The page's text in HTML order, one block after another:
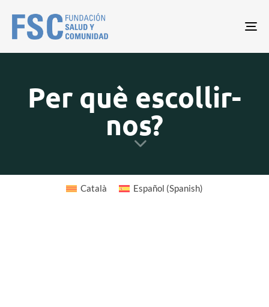
Per què escollir-
nos?
Català Español (Spanish)